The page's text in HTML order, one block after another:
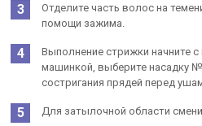
Отделите часть волос на
помощи зажима.
Выполнение стрижки начните
машинкой, выберите насадку
состригания прядей перед
Для затылочной области